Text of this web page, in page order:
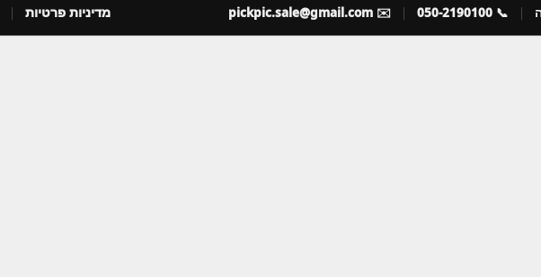
📞 050-2190100
✉️
pickpic.sale@gmail.com מדיניות פרטיות